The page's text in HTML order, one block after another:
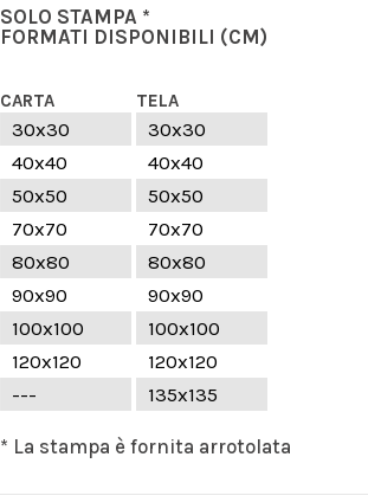
SOLO STAMPA *
FORMATI DISPONIBILI (CM)
CARTA TELA
30x30
30x30
40x40
40x40
50x50
50x50
70x70
70x70
80x80
80x80
90x90
90x90
100x100
100x100
120x120
120x120
---
135x135
* La stampa è fornita arrotolata